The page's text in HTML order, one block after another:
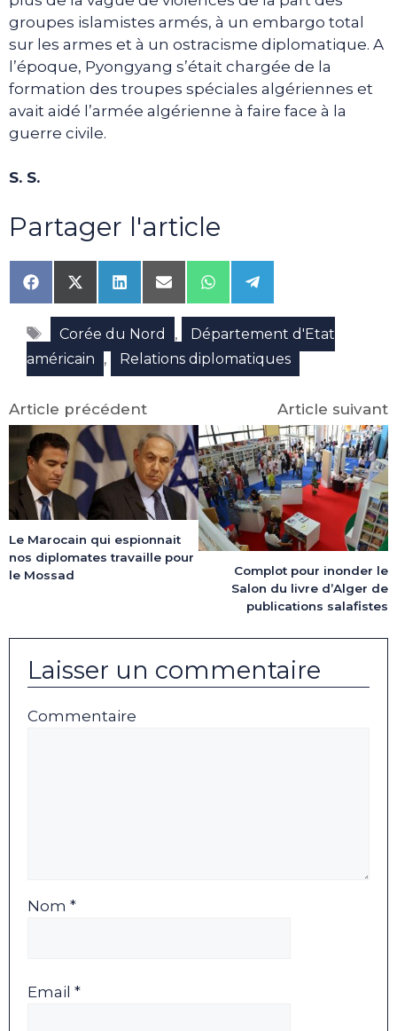
groupes islamistes armés, à un embargo total
sur les armes et à un ostracisme diplomatique. A
l’époque, Pyongyang s’était chargée de la
formation des troupes spéciales algériennes et
avait aidé l’armée algérienne à faire face à la
guerre civile.
S. S.
Partager l'article
Share
on
Facebook
Share
on
X
(Twitter)
Share
on
LinkedIn
Share
on
Email
Share
on
WhatsApp
Share
on
Telegram
Étiquettes
Corée du Nord ,
Département d'Etat
américain
, Relations diplomatiques
Article précédent
Le Marocain qui espionnait
nos diplomates travaille pour
le Mossad
Article suivant
Complot pour inonder le
Salon du livre d’Alger de
publications salafistes
Laisser un commentaire
Commentaire
Nom *
Email *